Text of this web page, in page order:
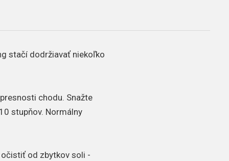
stačí dodržiavať niekoľko
chodu. Snažte
stupňov. Normálny
očistiť od zbytkov soli -